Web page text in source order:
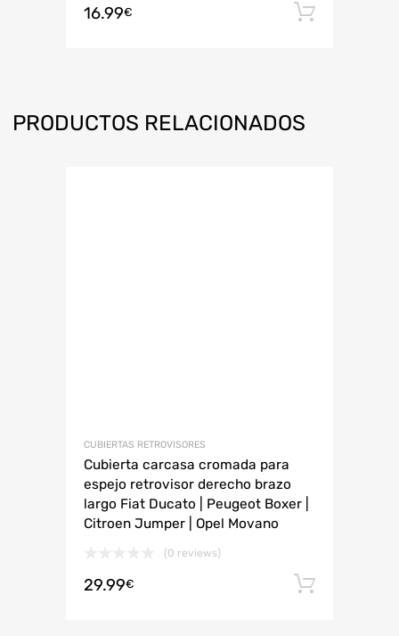
16.99€
PRODUCTOS RELACIONADOS
CUBIERTAS RETROVISORES
Cubierta carcasa cromada para
espejo retrovisor derecho brazo
largo Fiat Ducato | Peugeot Boxer |
Citroen Jumper | Opel Movano
(0 reviews)
29.99€